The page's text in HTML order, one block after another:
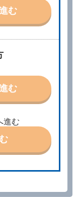
います。）を明
ます。なお、当
る予約に応じま
ったときは、原
の範囲内で予約
約申込金を支払
更しようとする
ければならな
渡契約（以下
む
進む
む